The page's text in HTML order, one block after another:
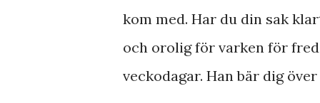
kom med. Har du din sak
och orolig för varken för
veckodagar. Han bär dig